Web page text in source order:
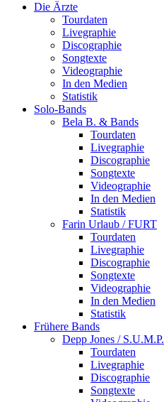
Die Ärzte
Tourdaten
Livegraphie
Discographie
Songtexte
Videographie
In den Medien
Statistik
Solo-Bands
Bela B. & Bands
Tourdaten
Livegraphie
Discographie
Songtexte
Videographie
In den Medien
Statistik
Farin Urlaub / FURT
Tourdaten
Livegraphie
Discographie
Songtexte
Videographie
In den Medien
Statistik
Frühere Bands
Depp Jones / S.U.M.P.
Tourdaten
Livegraphie
Discographie
Songtexte